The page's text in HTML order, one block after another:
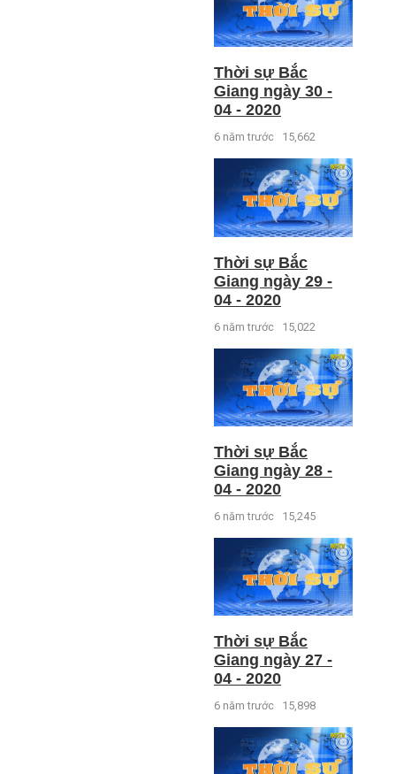
Thời sự Bắc
Giang ngày 30 -
04 - 2020
6 năm trước 15,662
Thời sự Bắc
Giang ngày 29 -
04 - 2020
6 năm trước 15,022
Thời sự Bắc
Giang ngày 28 -
04 - 2020
6 năm trước 15,245
Thời sự Bắc
Giang ngày 27 -
04 - 2020
6 năm trước 15,898